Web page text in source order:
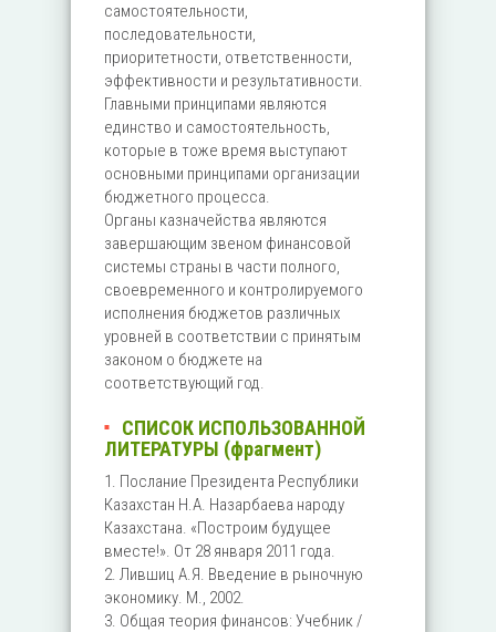
самостоятельности,
последовательности,
приоритетности, ответственности,
эффективности и результативности.
Главными принципами являются
единство и самостоятельность,
которые в тоже время выступают
основными принципами организации
бюджетного процесса.
Органы казначейства являются
завершающим звеном финансовой
системы страны в части полного,
своевременного и контролируемого
исполнения бюджетов различных
уровней в соответствии с принятым
законом о бюджете на
соответствующий год.
СПИСОК ИСПОЛЬЗОВАННОЙ
ЛИТЕРАТУРЫ (фрагмент)
1. Послание Президента Республики
Казахстан Н.А. Назарбаева народу
Казахстана. «Построим будущее
вместе!». От 28 января 2011 года.
2. Лившиц А.Я. Введение в рыночную
экономику. М., 2002.
3. Общая теория финансов: Учебник /